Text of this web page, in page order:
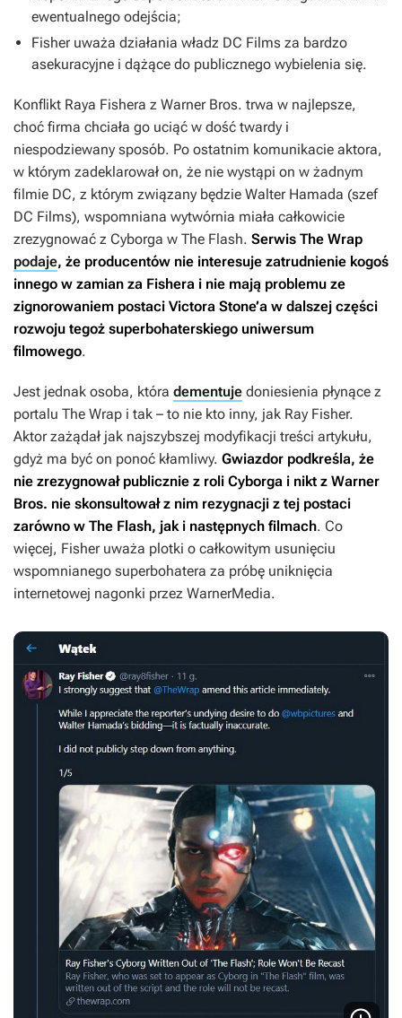
ewentualnego odejścia;
Fisher uważa działania władz DC Films za bardzo
asekuracyjne i dążące do publicznego wybielenia się.
Konflikt Raya Fishera z Warner Bros. trwa w najlepsze,
choć firma chciała go uciąć w dość twardy i
niespodziewany sposób. Po ostatnim komunikacie aktora,
w którym zadeklarował on, że nie wystąpi on w żadnym
filmie DC, z którym związany będzie Walter Hamada (szef
DC Films), wspomniana wytwórnia miała całkowicie
zrezygnować z Cyborga w The Flash. Serwis The Wrap
podaje, że producentów nie interesuje zatrudnienie kogoś
innego w zamian za Fishera i nie mają problemu ze
zignorowaniem postaci Victora Stone’a w dalszej części
rozwoju tegoż superbohaterskiego uniwersum
filmowego.
Jest jednak osoba, która dementuje doniesienia płynące z
portalu The Wrap i tak – to nie kto inny, jak Ray Fisher.
Aktor zażądał jak najszybszej modyfikacji treści artykułu,
gdyż ma być on ponoć kłamliwy. Gwiazdor podkreśla, że
nie zrezygnował publicznie z roli Cyborga i nikt z Warner
Bros. nie skonsultował z nim rezygnacji z tej postaci
zarówno w The Flash, jak i następnych filmach. Co
więcej, Fisher uważa plotki o całkowitym usunięciu
wspomnianego superbohatera za próbę uniknięcia
internetowej nagonki przez WarnerMedia.